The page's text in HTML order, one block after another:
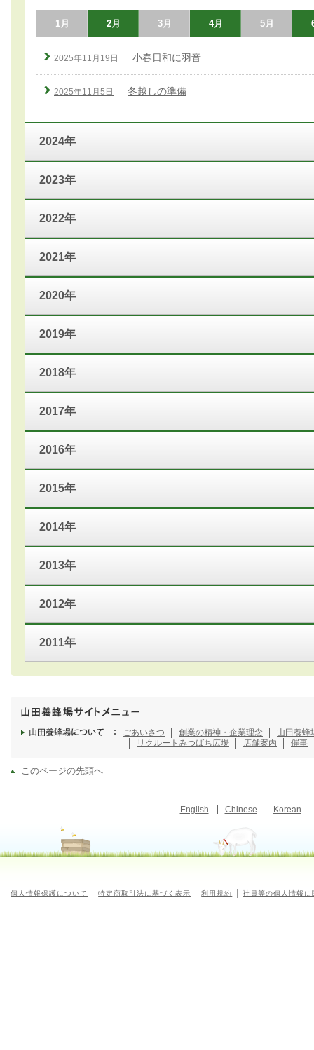
1月 2月 3月 4月 5月
2025年11月19日 小春日和に羽音
2025年11月5日 冬越しの準備
2024年
2023年
2022年
2021年
2020年
2019年
2018年
2017年
2016年
2015年
2014年
2013年
2012年
2011年
ごあいさつ 創業の精神・企業理念
山田養蜂
リクルート みつばち広場 店舗案内 催事
このページの先頭へ
English Chinese Korean
個人情報保護について 特定商取引法に基づく表示 利用規約 社員等の個人情報